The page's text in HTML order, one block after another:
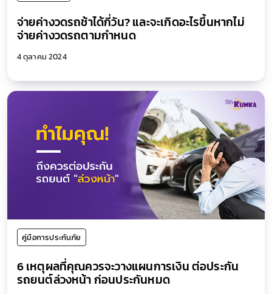
จ่ายค่างวดรถช้าได้กี่วัน? และจะเกิดอะไรขึ้นหากไม่
จ่ายค่างวดรถตามกำหนด
4 ตุลาคม 2024
คู่มือการประกันภัย
6 เหตุผลที่คุณควรจะวางแผนการเงิน ต่อประกัน
รถยนต์ล่วงหน้า ก่อนประกันหมด